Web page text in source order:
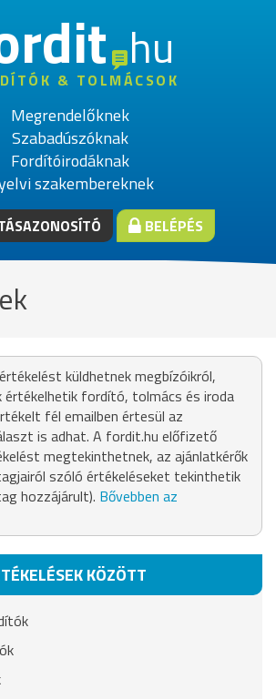
hu
& TOLMÁCSOK
Megrendelőknek
Szabadúszóknak
Fordítóirodáknak
szakembereknek
BELÉPÉS
küldhetnek megbízóikról,
értékelhetik fordító, tolmács és iroda
fél emailben értesül az
is adhat. A fordit.hu előfizető
megtekinthetnek, az ajánlatkérők
szóló értékeléseket tekinthetik
hozzájárult). Bővebben az
KÖZÖTT